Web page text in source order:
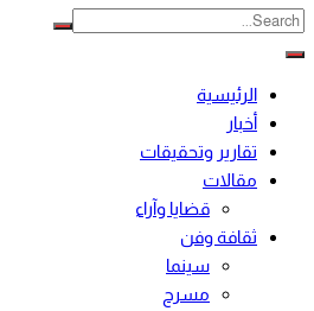
الرئيسية
أخبار
تقارير وتحقيقات
مقالات
قضايا وآراء
ثقافة وفن
سينما
مسرح